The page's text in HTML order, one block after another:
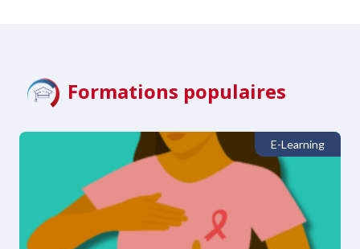
Formations populaires
E-Learning